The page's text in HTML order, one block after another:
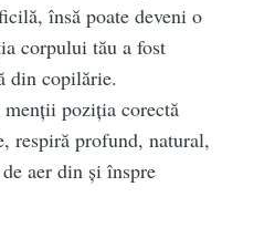
însă poate deveni o
corpului tău a fost
din copilărie.
poziția corectă
respiră profund, natural,
aer din și înspre